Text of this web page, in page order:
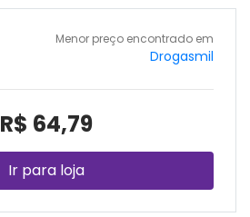
Menor preço encontrado em
Drogasmil
R$ 64,79
Ir para loja